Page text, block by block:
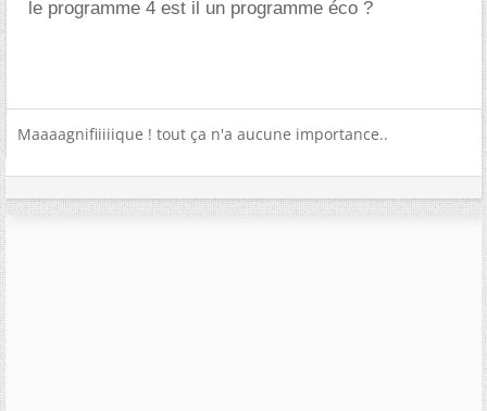
le programme 4 est il un programme éco ?
Maaaagnifiiiiique ! tout ça n'a aucune importance..